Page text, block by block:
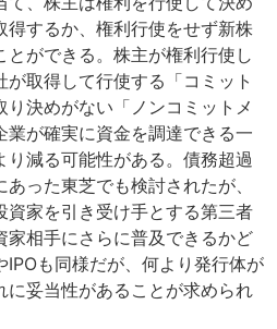
得するか、権利行使をせず新株
ができる。株主が権利行使し
取得して行使する「コミット
り決めがない「ノンコミットメ
業が確実に資金を調達できる一
減る可能性がある。債務超過
った東芝でも検討されたが、
資家を引き受け手とする第三者
家相手にさらに普及できるかど
IPOも同様だが、何より発行体が
に妥当性があることが求められ